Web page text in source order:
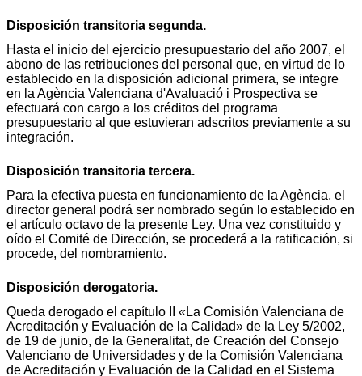
Disposición transitoria segunda.
Hasta el inicio del ejercicio presupuestario del año 2007, el
abono de las retribuciones del personal que, en virtud de lo
establecido en la disposición adicional primera, se integre
en la Agència Valenciana d'Avaluació i Prospectiva se
efectuará con cargo a los créditos del programa
presupuestario al que estuvieran adscritos previamente a su
integración.
Disposición transitoria tercera.
Para la efectiva puesta en funcionamiento de la Agència, el
director general podrá ser nombrado según lo establecido en
el artículo octavo de la presente Ley. Una vez constituido y
oído el Comité de Dirección, se procederá a la ratificación, si
procede, del nombramiento.
Disposición derogatoria.
Queda derogado el capítulo II «La Comisión Valenciana de
Acreditación y Evaluación de la Calidad» de la Ley 5/2002,
de 19 de junio, de la Generalitat, de Creación del Consejo
Valenciano de Universidades y de la Comisión Valenciana
de Acreditación y Evaluación de la Calidad en el Sistema